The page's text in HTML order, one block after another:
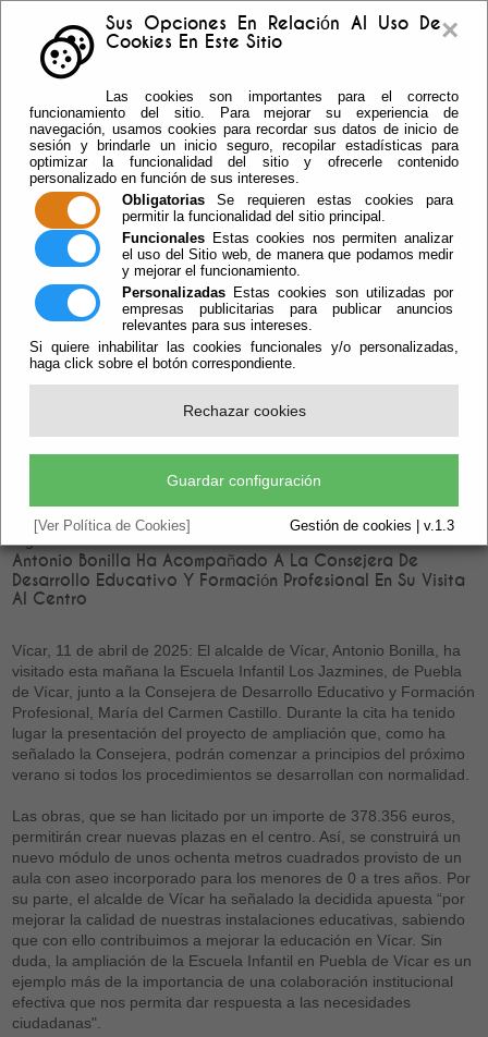
×
Sus Opciones En Relación Al Uso De
Cookies En Este Sitio
Las cookies son importantes para el correcto
funcionamiento del sitio. Para mejorar su experiencia de
navegación, usamos cookies para recordar sus datos de inicio de
sesión y brindarle un inicio seguro, recopilar estadísticas para
optimizar la funcionalidad del sitio y ofrecerle contenido
personalizado en función de sus intereses.
Obligatorias Se requieren estas cookies para
permitir la funcionalidad del sitio principal.
Funcionales Estas cookies nos permiten analizar
el uso del Sitio web, de manera que podamos medir
y mejorar el funcionamiento.
Personalizadas Estas cookies son utilizadas por
empresas publicitarias para publicar anuncios
relevantes para sus intereses.
Si quiere inhabilitar las cookies funcionales y/o personalizadas,
haga click sobre el botón correspondiente.
Rechazar cookies
Guardar configuración
[Ver Política de Cookies] Gestión de cookies | v.1.3
Telf: 950.55.30.69 -
950.55.36.37 Fax: 950.55.35.41
Escuchar
Iniciará Las Obras De Ampliación
Vigente.
Antonio Bonilla Ha Acompañado A La Consejera De
Desarrollo Educativo Y Formación Profesional En Su Visita
Al Centro
Vícar, 11 de abril de 2025: El alcalde de Vícar, Antonio Bonilla, ha
visitado esta mañana la Escuela Infantil Los Jazmines, de Puebla
de Vícar, junto a la Consejera de Desarrollo Educativo y Formación
Profesional, María del Carmen Castillo. Durante la cita ha tenido
lugar la presentación del proyecto de ampliación que, como ha
señalado la Consejera, podrán comenzar a principios del próximo
verano si todos los procedimientos se desarrollan con normalidad.
Las obras, que se han licitado por un importe de 378.356 euros,
permitirán crear nuevas plazas en el centro. Así, se construirá un
nuevo módulo de unos ochenta metros cuadrados provisto de un
aula con aseo incorporado para los menores de 0 a tres años. Por
su parte, el alcalde de Vícar ha señalado la decidida apuesta “por
mejorar la calidad de nuestras instalaciones educativas, sabiendo
que con ello contribuimos a mejorar la educación en Vícar. Sin
duda, la ampliación de la Escuela Infantil en Puebla de Vícar es un
ejemplo más de la importancia de una colaboración institucional
efectiva que nos permita dar respuesta a las necesidades
ciudadanas".